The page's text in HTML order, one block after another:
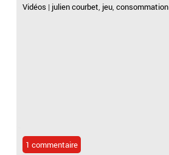
Vidéos | julien courbet jeu ,consommation
1 commentaire